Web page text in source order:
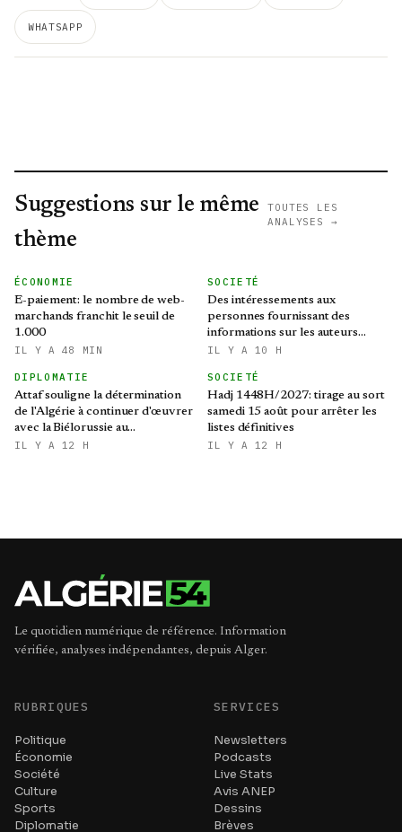
WHATSAPP
Suggestions sur le même
thème
TOUTES LES
ANALYSES →
ÉCONOMIE
E-paiement: le nombre de web-
marchands franchit le seuil de
1.000
IL Y A 48 MIN
SOCIETÉ
Des intéressements aux
personnes fournissant des
informations sur les auteurs
d’infractions liées aux stupéfiants
IL Y A 10 H
DIPLOMATIE
Attaf souligne la détermination
de l'Algérie à continuer d'œuvrer
avec la Biélorussie au
renforcement des relations
IL Y A 12 H
SOCIETÉ
Hadj 1448H/2027: tirage au sort
samedi 15 août pour arrêter les
listes définitives
IL Y A 12 H
Le quotidien numérique de référence. Information
vérifiée, analyses indépendantes, depuis Alger.
RUBRIQUES
Politique
Économie
Société
Culture
Sports
Diplomatie
SERVICES
Newsletters
Podcasts
Live Stats
Avis ANEP
Dessins
Brèves